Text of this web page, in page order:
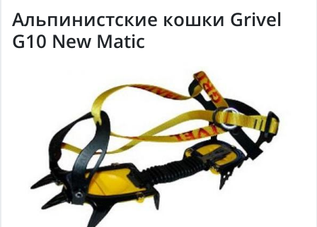
Альпинистские кошки Grivel
G10 New Matic